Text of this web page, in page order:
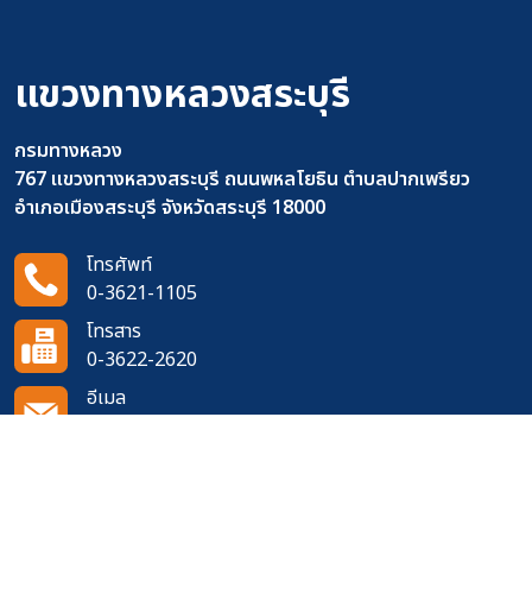
แขวงทางหลวงสระบุรี
กรมทางหลวง
767 แขวงทางหลวงสระบุรี ถนนพหลโยธิน ตำบลปากเพรียว
อำเภอเมืองสระบุรี จังหวัดสระบุรี 18000
โทรศัพท์
0-3621-1105
โทรสาร
0-3622-2620
อีเมล